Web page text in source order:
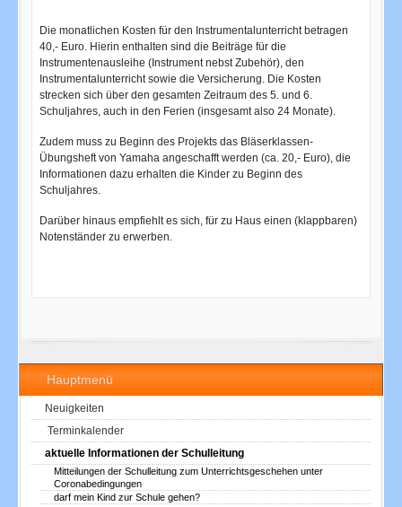
Hauptmenü
Neuigkeiten
Terminkalender
aktuelle Informationen der Schulleitung
Mitteilungen der Schulleitung zum Unterrichtsgeschehen unter
Coronabedingungen
darf mein Kind zur Schule gehen?
Die monatlichen Kosten für den Instrumentalunterricht betragen
40,- Euro. Hierin enthalten sind die Beiträge für die
Instrumentenausleihe (Instrument nebst Zubehör), den
Instrumentalunterricht sowie die Versicherung. Die Kosten
strecken sich über den gesamten Zeitraum des 5. und 6.
Schuljahres, auch in den Ferien (insgesamt also 24 Monate).
Zudem muss zu Beginn des Projekts das Bläserklassen-
Übungsheft von Yamaha angeschafft werden (ca. 20,- Euro), die
Informationen dazu erhalten die Kinder zu Beginn des
Schuljahres.
Darüber hinaus empfiehlt es sich, für zu Haus einen (klappbaren)
Notenständer zu erwerben.